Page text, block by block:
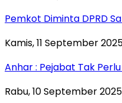
Pemkot Diminta DPRD
Kamis, 11 September
Anhar : Pejabat Tak
Rabu, 10 September